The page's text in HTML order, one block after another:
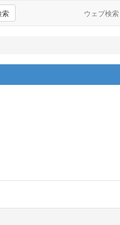
索 ウェブ検索